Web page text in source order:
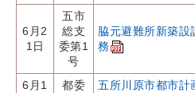
6月2
1日
五市
総支
委第1
号
脇元避難所新築設
務
6月1
都委
五所川原市都市計